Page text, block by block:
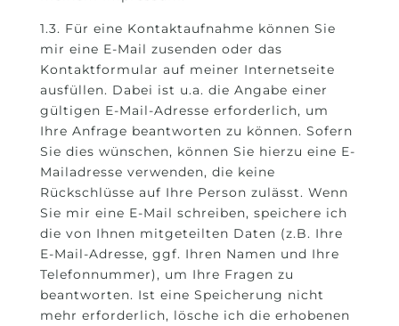
1.3. Für eine Kontaktaufnahme können Sie
mir eine E-Mail zusenden oder das
Kontaktformular auf meiner Internetseite
ausfüllen. Dabei ist u.a. die Angabe einer
gültigen E-Mail-Adresse erforderlich, um
Ihre Anfrage beantworten zu können. Sofern
Sie dies wünschen, können Sie hierzu eine E-
Mailadresse verwenden, die keine
Rückschlüsse auf Ihre Person zulässt. Wenn
Sie mir eine E-Mail schreiben, speichere ich
die von Ihnen mitgeteilten Daten (z.B. Ihre
E-Mail-Adresse, ggf. Ihren Namen und Ihre
Telefonnummer), um Ihre Fragen zu
beantworten. Ist eine Speicherung nicht
mehr erforderlich, lösche ich die erhobenen